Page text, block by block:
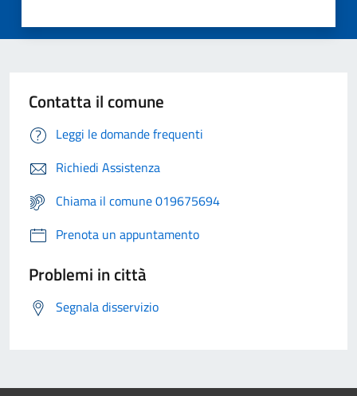
Contatta il comune
Leggi le domande frequenti
Richiedi Assistenza
Chiama il comune 019675694
Prenota un appuntamento
Problemi in città
Segnala disservizio